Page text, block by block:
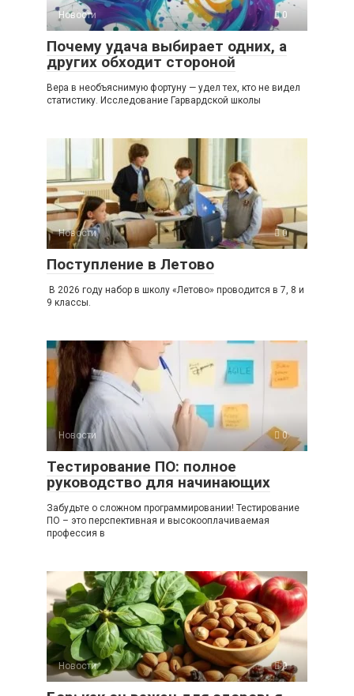
Новости 0
Почему удача выбирает одних, а
других обходит стороной
Вера в необъяснимую фортуну — удел тех, кто не видел
статистику. Исследование Гарвардской школы
Новости 0
Поступление в Летово
В 2026 году набор в школу «Летово» проводится в 7, 8 и
9 классы.
Новости 0
Тестирование ПО: полное
руководство для начинающих
Забудьте о сложном программировании! Тестирование
ПО – это перспективная и высокооплачиваемая
профессия в
Новости 0